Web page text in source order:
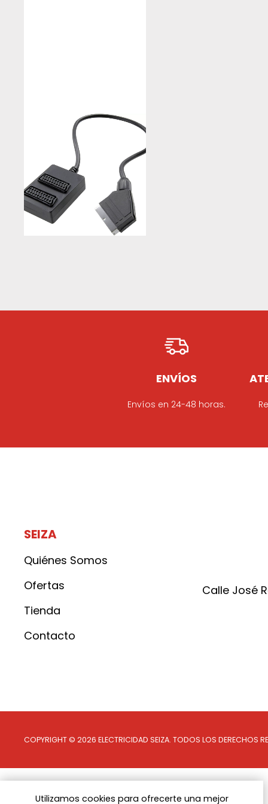
Utilizamos cookies para ofrecerte una mejor
ENVÍOS
Envíos en 24-48 horas.
SEIZA
Quiénes Somos
Ofertas
Tienda
Contacto
Calle José
COPYRIGHT © 2026 ELECTRICIDAD SEIZA. TODOS LOS DERECHOS